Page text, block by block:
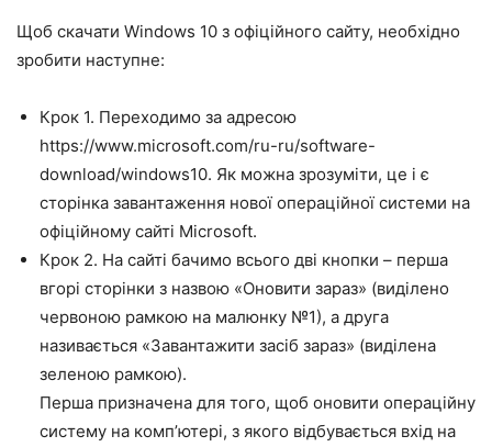
Щоб скачати Windows 10 з офіційного сайту, необхідно
зробити наступне:
Крок 1. Переходимо за адресою
https://www.microsoft.com/ru-ru/software-
download/windows10. Як можна зрозуміти, це і є
сторінка завантаження нової операційної системи на
офіційному сайті Microsoft.
Крок 2. На сайті бачимо всього дві кнопки – перша
вгорі сторінки з назвою «Оновити зараз» (виділено
червоною рамкою на малюнку №1), а друга
називається «Завантажити засіб зараз» (виділена
зеленою рамкою).
Перша призначена для того, щоб оновити операційну
систему на комп’ютері, з якого відбувається вхід на